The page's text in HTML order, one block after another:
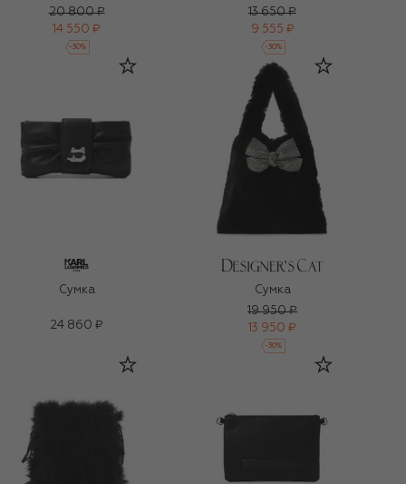
20 800 ₽
14 550 ₽
-30%
13 650 ₽
9 555 ₽
-30%
Сумка
24 860 ₽
Сумка
19 950 ₽
13 950 ₽
-30%